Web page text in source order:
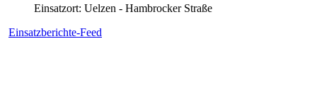
Einsatzort: Uelzen - Hambrocker Straße
Einsatzberichte-Feed